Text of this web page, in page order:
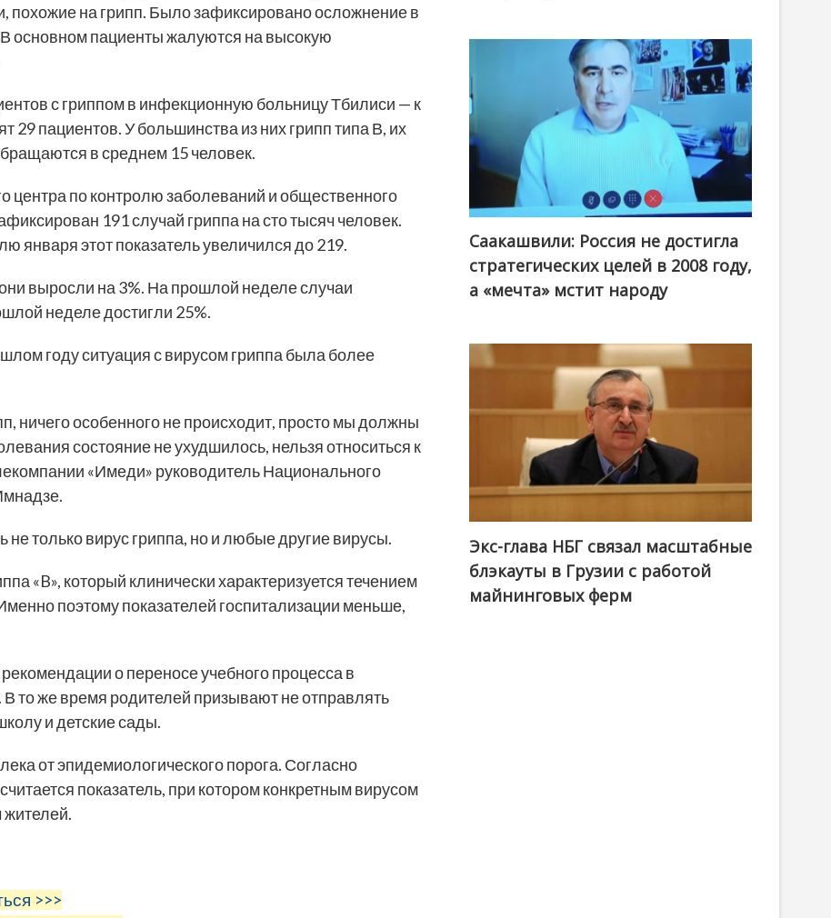
похожие на грипп. Было зафиксировано осложнение в
основном пациенты жалуются на высокую
с гриппом в инфекционную больницу Тбилиси — к
29 пациентов. У большинства из них грипп типа В, их
в среднем 15 человек.
центра по контролю заболеваний и общественного
191 случай гриппа на сто тысяч человек.
этот показатель увеличился до 219.
выросли на 3%. На прошлой неделе случаи
неделе достигли 25%.
году ситуация с вирусом гриппа была более
ничего особенного не происходит, просто мы должны
состояние не ухудшилось, нельзя относиться к
«Имеди» руководитель Национального
только вирус гриппа, но и любые другие вирусы.
«B», который клинически характеризуется течением
поэтому показателей госпитализации меньше,
о переносе учебного процесса в
то же время родителей призывают не отправлять
и детские сады.
от эпидемиологического порога. Согласно
показатель, при котором конкретным вирусом
жителей.
>>>
Саакашвили: Россия не достигла
стратегических целей в 2008 году,
а «мечта» мстит народу
Экс-глава НБГ связал масштабные
блэкауты в Грузии с работой
майнинговых ферм